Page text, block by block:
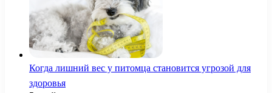
Когда лишний вес у питомца становится угрозой для
здоровья